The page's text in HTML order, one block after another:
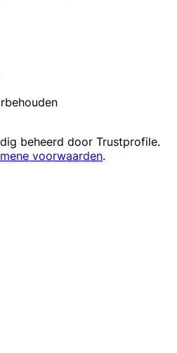
beheerd door Trustprofile.
voorwaarden.